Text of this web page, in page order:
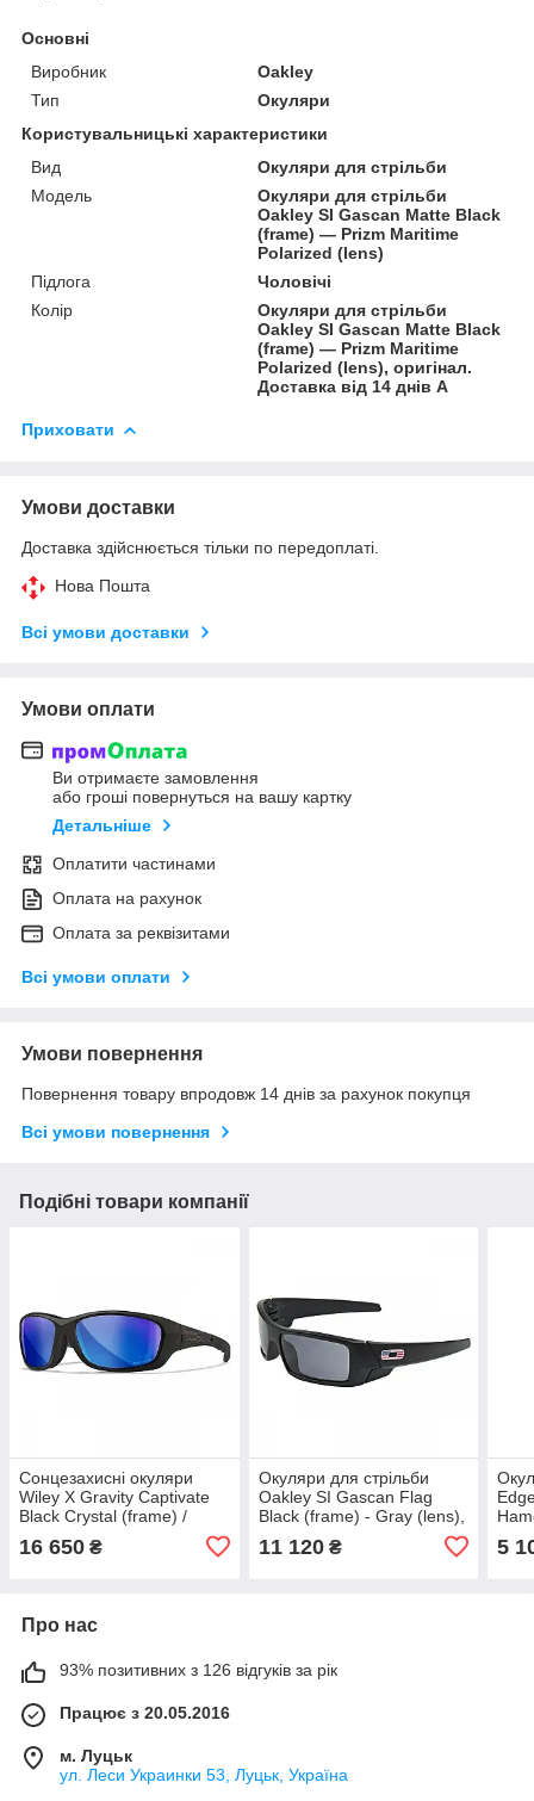
Основні
Виробник
Oakley
Тип
Окуляри
Користувальницькі характеристики
Вид
Окуляри для стрільби
Мoдель
Окуляри для стрільби
Oakley SI Gascan Matte Black
(frame) — Prizm Maritime
Polarized (lens)
Підлога
Чоловічі
Колір
Окуляри для стрільби
Oakley SI Gascan Matte Black
(frame) — Prizm Maritime
Polarized (lens), оригінал.
Доставка від 14 днів A
Приховати
Умови доставки
Доставка здійснюється тільки по передоплаті.
Нова Пошта
Всі умови доставки
Умови оплати
Ви отримаєте замовлення
або гроші повернуться на вашу картку
Детальніше
Оплатити частинами
Оплата на рахунок
Оплата за реквізитами
Всі умови оплати
Умови повернення
Повернення товару впродовж 14 днів за рахунок покупця
Всі умови повернення
Подібні товари компанії
Сонцезахисні окуляри
Wiley X Gravity Captivate
Black Crystal (frame) /
(lens), оригінал. Доставка
16 650 ₴
Окуляри для стрільби
Oakley SI Gascan Flag
Black (frame) - Gray (lens),
оригінал. Доставка з США/
ЄС протягом 14 днів
11 120₴ 5
Про нас
93% позитивних з 126 відгуків за рік
Працює з 20.05.2016
м. Луцьк
ул. Леси Украинки 53, Луцьк, Україна